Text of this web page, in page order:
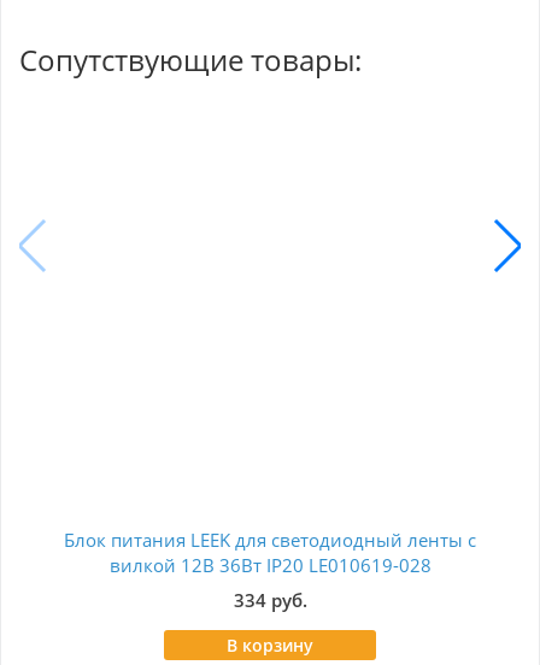
Сопутствующие товары:
Блок питания LEEK для светодиодный ленты с
вилкой 12В 36Вт IP20 LE010619-028
334 руб.
В корзину